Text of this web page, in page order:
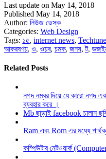
Last update on May 14, 2018
Published May 14, 2018
Author: নিউজ ডেস্ক
Categories: Web Design
Tags: ১৫, internet news,
আকরষণয়, ও, ওয়ব, চমক, জনয,ট,
Related Posts
নগদ নম্বর দিয়ে যে কারো নগদ
ব্যবহার করে ।
Mb ছাড়াই facebook চালান
Ram এবং Rom এর মধ্যে
কম্পিউটার নেটওয়ার্ক